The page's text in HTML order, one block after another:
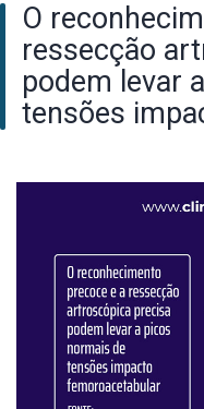
O
ressecção
podem levar
tensões